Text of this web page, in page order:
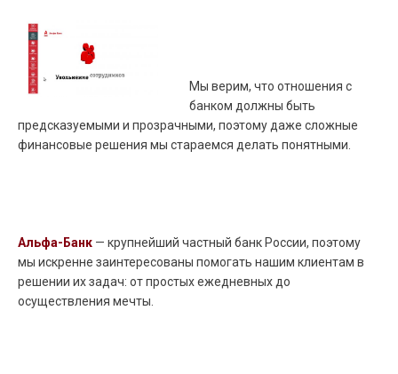
Мы верим, что отношения с
банком должны быть
предсказуемыми и прозрачными, поэтому даже сложные
финансовые решения мы стараемся делать понятными.
Альфа-Банк — крупнейший частный банк России, поэтому
мы искренне заинтересованы помогать нашим клиентам в
решении их задач: от простых ежедневных до
осуществления мечты.